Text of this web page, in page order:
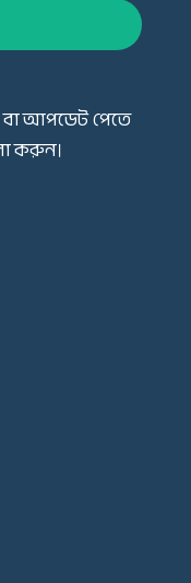
আপডেট পেতে
করুন।